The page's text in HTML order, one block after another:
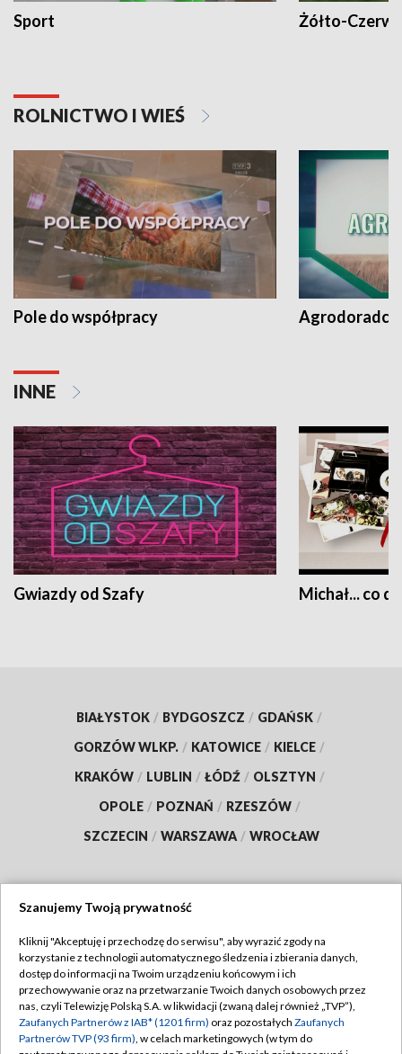
Sport Żółto-
ROLNICTWO I WIEŚ
Pole do współpracy Agrodoradcy
INNE
Gwiazdy od Szafy Michał... co
BIAŁYSTOK / BYDGOSZCZ / GDAŃSK /
GORZÓW WLKP. / KATOWICE / KIELCE /
KRAKÓW / LUBLIN / ŁÓDŹ / OLSZTYN /
OPOLE / POZNAŃ / RZESZÓW /
SZCZECIN / WARSZAWA / WROCŁAW
TVP
Abonament TVP
Emisja w TVP
Centrum informacji TVP
Regulamin TVP
Polityka prywatności
Szanujemy Twoją prywatność
Kliknij "Akceptuję i przechodzę do serwisu", aby wyrazić zgody na
korzystanie z technologii automatycznego śledzenia i zbierania danych,
dostęp do informacji na Twoim urządzeniu końcowym i ich
przechowywanie oraz na przetwarzanie Twoich danych osobowych przez
nas, czyli Telewizję Polską S.A. w likwidacji (zwaną dalej również „TVP”),
Zaufanych Partnerów z IAB* (1201 firm) oraz pozostałych Zaufanych
Partnerów TVP (93 firm), w celach marketingowych (w tym do